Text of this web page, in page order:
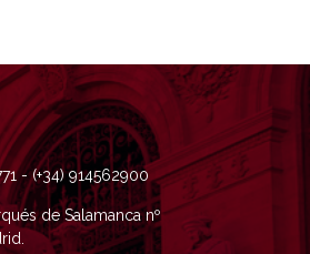
- (+34) 914562900
de Salamanca nº